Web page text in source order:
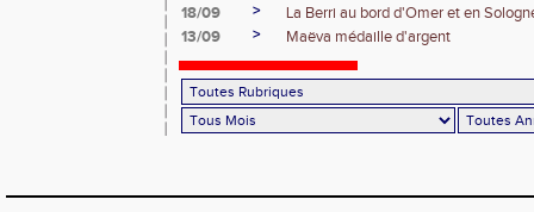
18/09
>
La Berri au bord d'Omer et en
13/09
> Maëva médaille d'argent